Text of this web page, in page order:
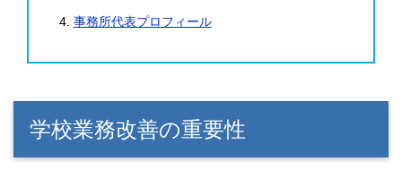
事務所代表プロフィール
学校業務改善の重要性